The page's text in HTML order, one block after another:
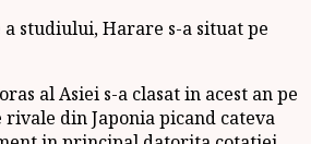
studiului, Harare s-a situat pe
al Asiei s-a clasat in acest an pe
rivale din Japonia picand cateva